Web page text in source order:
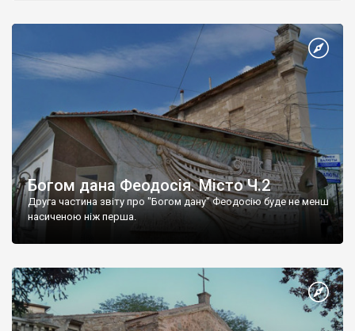
Богом дана Феодосія. Місто Ч.2
Друга частина звіту про "Богом дану" Феодосію буде не менш
насиченою ніж перша.